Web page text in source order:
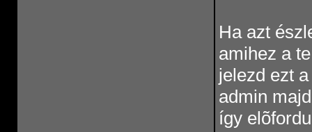
Ha azt
amihez a
jelezd ezt
admin
így